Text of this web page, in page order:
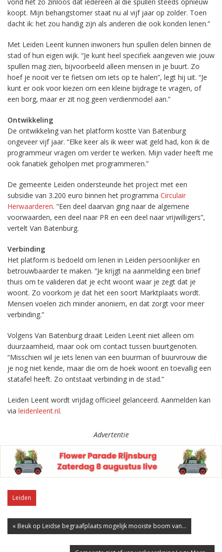
koopt. Mijn behangstomer staat nu al vijf jaar op zolder. Toen
dacht ik: het zou handig zijn als anderen die ook konden lenen.”
Met Leiden Leent kunnen inwoners hun spullen delen binnen de
stad of hun eigen wijk. “Je kunt heel specifiek aangeven wie jouw
spullen mag zien, bijvoorbeeld alleen mensen in je buurt. Zo
hoef je nooit ver te fietsen om iets op te halen”, legt hij uit. “Je
kunt er ook voor kiezen om een kleine bijdrage te vragen, of
een borg, maar er zit nog geen verdienmodel aan.”
Ontwikkeling
De ontwikkeling van het platform kostte Van Batenburg
ongeveer vijf jaar. “Elke keer als ik weer wat geld had, kon ik de
programmeur vragen om verder te werken. Mijn vader heeft me
ook fanatiek geholpen met programmeren.”
De gemeente Leiden ondersteunde het project met een
subsidie van 3.200 euro binnen het programma Circulair
Herwaarderen. “Een deel daarvan ging naar de algemene
voorwaarden, een deel naar PR en een deel naar vrijwilligers”,
vertelt Van Batenburg.
Verbinding
Het platform is bedoeld om lenen in Leiden persoonlijker en
betrouwbaarder te maken. “Je krijgt na aanmelding een brief
thuis om te valideren dat je echt woont waar je zegt dat je
woont. Zo voorkom je dat het een soort Marktplaats wordt.
Mensen voelen zich minder anoniem, en dat zorgt voor meer
verbinding.”
Volgens Van Batenburg draait Leiden Leent niet alleen om
duurzaamheid, maar ook om contact tussen buurtgenoten.
“Misschien wil je iets lenen van een buurman of buurvrouw die
je nog niet kende, maar die om de hoek woont en toevallig een
statafel heeft. Zo ontstaat verbinding in de stad.”
Leiden Leent wordt vrijdag officieel gelanceerd. Aanmelden kan
via leidenleent.nl.
Advertentie
Leiden
« Beuk op Leidse begraafplaats mogelijk mooiste boom van...